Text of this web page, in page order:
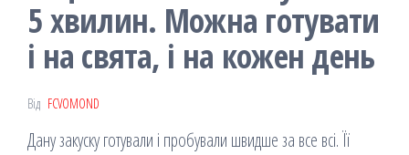
5 хвилин. Можна готувати
і на свята, і на кожен день
Від FCVOMOND
Дану закуску готували і пробували швидше за все всі. Її